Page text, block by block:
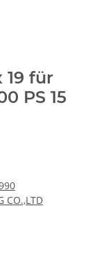
19 für
PS 15
CO.,LTD